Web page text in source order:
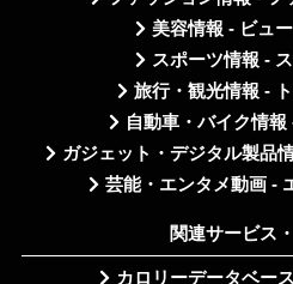
美容情報 - ビュ
スポーツ情報 -
旅行・観光情報 -
自動車・バイク情
ガジェット・デジタル製品
芸能・エンタメ動画 -
関連サービス
カロリーデータベー